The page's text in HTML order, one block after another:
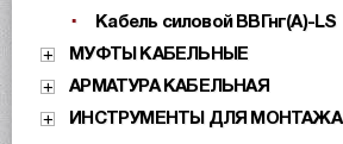
Кабель силовой ВВГнг(А)-LS
МУФТЫ КАБЕЛЬНЫЕ
АРМАТУРА КАБЕЛЬНАЯ
ИНСТРУМЕНТЫ ДЛЯ МОНТАЖА